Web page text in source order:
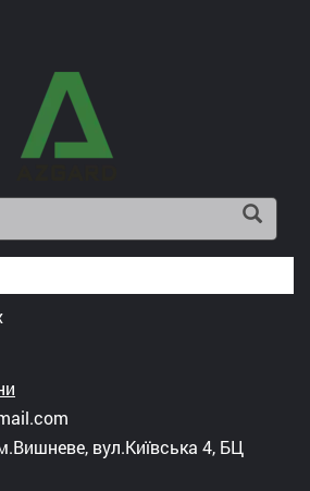
l.com
вул.Київська 4, БЦ